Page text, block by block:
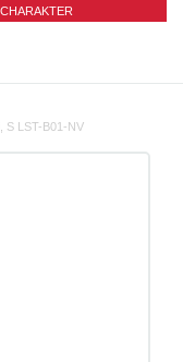
S LST-B01-NV